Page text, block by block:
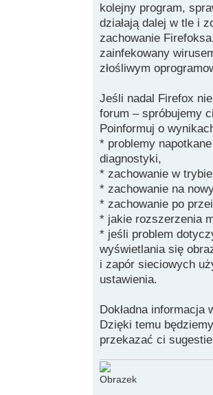
kolejny program,
działają dalej w tle i
zachowanie
zainfekowany
złośliwym
Jeśli nadal Firefox
forum – spróbujemy
Poinformuj o
* problemy
diagnostyki,
* zachowanie w
* zachowanie na
* zachowanie po
* jakie rozszerzenia
* jeśli problem
wyświetlania się
i zapór sieciowych
ustawienia.
Dokładna informacja
Dzięki temu
przekazać ci